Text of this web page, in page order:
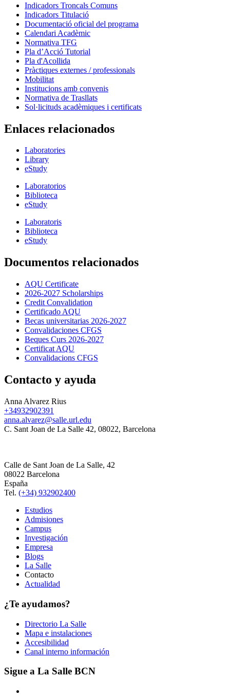
Indicadors Troncals Comuns
Indicadors Titulació
Documentació oficial del programa
Calendari Acadèmic
Normativa TFG
Pla d’Acció Tutorial
Pla d'Acollida
Pràctiques externes / professionals
Mobilitat
Institucions amb convenis
Normativa de Trasllats
Sol·licituds acadèmiques i certificats
Enlaces relacionados
Laboratories
Library
eStudy
Laboratorios
Biblioteca
eStudy
Laboratoris
Biblioteca
eStudy
Documentos relacionados
AQU Certificate
2026-2027 Scholarships
Credit Convalidation
Certificado AQU
Becas universitarias 2026-2027
Convalidaciones CFGS
Beques Curs 2026-2027
Certificat AQU
Convalidacions CFGS
Contacto y ayuda
Anna Alvarez Rius
+34932902391
anna.alvarez@salle.url.edu
C. Sant Joan de La Salle 42, 08022, Barcelona
Calle de Sant Joan de La Salle, 42
08022 Barcelona
España
Tel. (+34) 932902400
Estudios
Admisiones
Campus
Investigación
Empresa
Blogs
La Salle
Contacto
Actualidad
¿Te ayudamos?
Directorio La Salle
Mapa e instalaciones
Accesibilidad
Canal interno información
Sigue a La Salle BCN